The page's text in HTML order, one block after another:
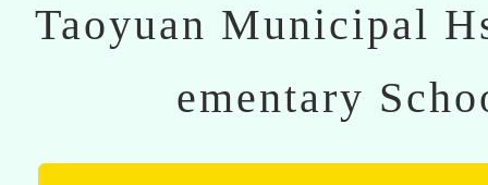
Taoyuan Municipal
ementary